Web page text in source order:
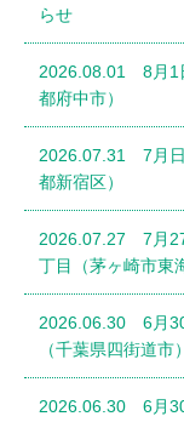
らせ
2026.08.01 8月1
都府中市）
2026.07.31 7月日
都新宿区）
2026.07.27 7月
丁目（茅ヶ崎市東
2026.06.30 6月
（千葉県四街道市）
2026.06.30 6月30